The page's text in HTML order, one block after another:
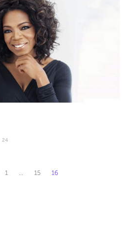
24
1 … 15 16